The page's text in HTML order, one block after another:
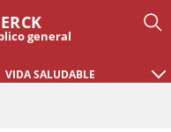
general
VIDA SALUDABLE